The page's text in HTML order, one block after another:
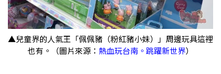
▲兒童界的人氣王「佩佩豬（粉紅豬小妹）」周邊玩具這裡
也有。（圖片來源： 熱血玩台南。跳躍新世界）